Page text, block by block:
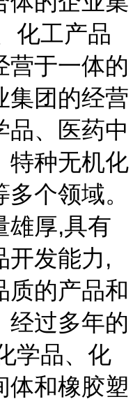
化工产品
营于一体的
集团的经营
品、医药中
特种无机化
个领域。
雄厚,具有
开发能力,
质的产品和
经过多年的
学品、化
体和橡胶塑